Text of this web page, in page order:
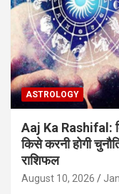
ASTROLOGY
Aaj Ka Rashifal:
किसे करनी होगी
राशिफल
August 10, 2026